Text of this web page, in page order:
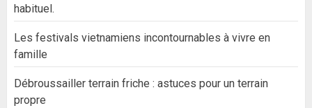
habituel.
Les festivals vietnamiens incontournables à vivre en
famille
Débroussailler terrain friche : astuces pour un terrain
propre